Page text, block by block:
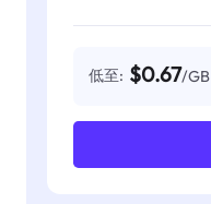
低至: $0.67/GB